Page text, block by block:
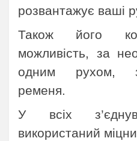
розвантажує ваші
Також його
можливість, за
одним рухом,
ременя.
У всіх
використаний